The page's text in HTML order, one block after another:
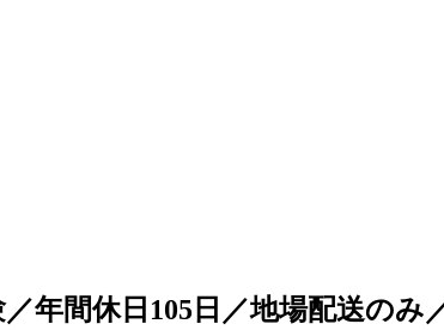
年間休日105日／地場配送のみ